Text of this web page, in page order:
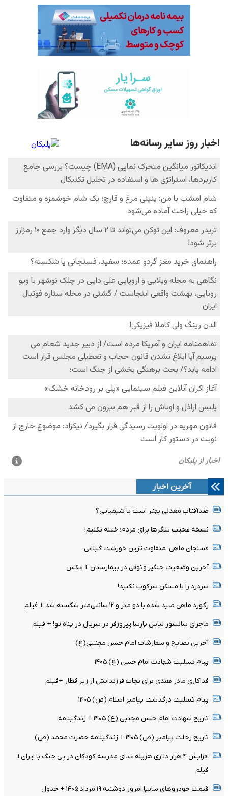
آخرین اخبار
ضدآفتاب معدنی بهتر است یا شیمیایی؟
نسخه عجیب بلاگرها برای مردم؛ ختنه نکنیم!
فسنجان ماهی؛ متفاوت ترین خورشت گیلانی
آخرین وضعیت چنگیز وثوقی در بیمارستان + عکس
سردرد را با مسکن سرکوب نکنید!
رکورد ماهی صید شده با دو متر و ۱۲ سانتی‌متر شکسته شد + فیلم
ماجرای سانسور لباس پارسا پیروزفر در سریال در پناه تو! + فیلم
آخرین نصایح و سفارشات امام حسن مجتبی(ع)
پیام تسلیت شهادت امام حسن (ع) ۱۴۰۵
فداکاری مادر هندی برای نجات فرزندانش از زیر قطار +فیلم
پیام تسلیت درگذشت پیامبر اسلام (ص) ۱۴۰۵
تاریخ شهادت امام حسن مجتبی (ع) ۱۴۰۵ + زندگینامه
تاریخ رحلت پیامبر (ص) ۱۴۰۵ + زندگینامه حضرت محمد (ص)
افزایش ۴ هزار دلاری هزینه غذای مدرسه کودکان در پی جنگ با ایران+
فیلم
قیمت خودرو‌های سایپا امروز دوشنبه ۱۹ مرداد ۱۴۰۵ + جدول